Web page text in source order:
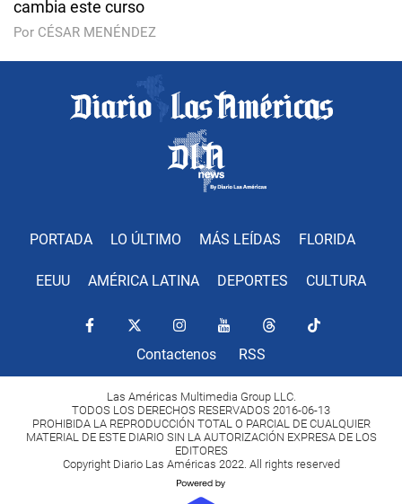
cambia este curso
Por CÉSAR MENÉNDEZ
PORTADA LO ÚLTIMO MÁS LEÍDAS FLORIDA
EEUU AMÉRICA LATINA DEPORTES CULTURA
Contactenos RSS
Las Américas Multimedia Group LLC.
TODOS LOS DERECHOS RESERVADOS 2016-06-13
PROHIBIDA LA REPRODUCCIÓN TOTAL O PARCIAL DE CUALQUIER
MATERIAL DE ESTE DIARIO SIN LA AUTORIZACIÓN EXPRESA DE LOS
EDITORES
Copyright Diario Las Américas 2022. All rights reserved